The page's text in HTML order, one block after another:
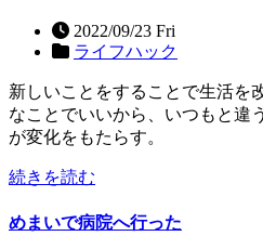
2022/09/23 Fri
ライフハック
新しいことをすることで生活を
なことでいいから、いつもと違
が変化をもたらす。
続きを読む
めまいで病院へ行った